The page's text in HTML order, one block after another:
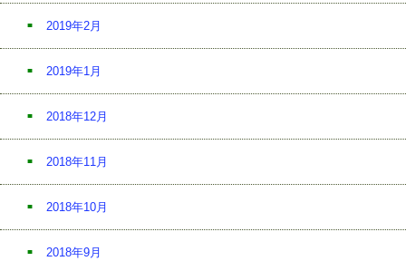
2019年2月
2019年1月
2018年12月
2018年11月
2018年10月
2018年9月